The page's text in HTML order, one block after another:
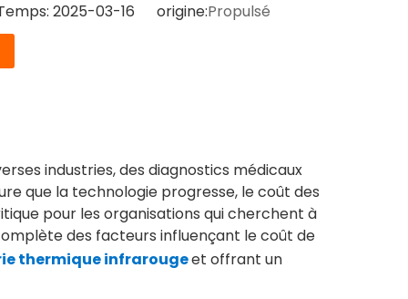
2025-03-16 origine:Propulsé
industries, des diagnostics médicaux
que la technologie progresse, le coût des
pour les organisations qui cherchent à
des facteurs influençant le coût de
thermique infrarougeet offrant un